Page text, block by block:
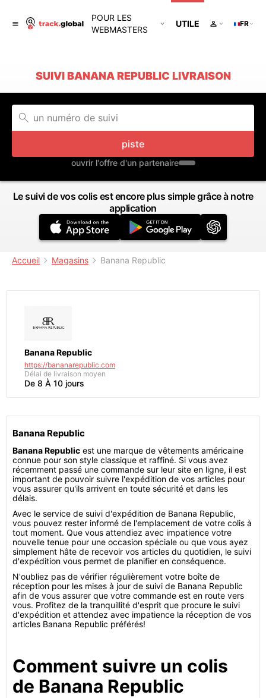
POUR LES
WEBMASTERS
UTILE FR
SUIVI BANANA REPUBLIC LIVRAISON
piste
ouvrir l'offre d'un partenaire
Le suivi de vos colis est encore plus simple grâce à notre
application
Accueil Magasins Banana Republic
Banana Republic
https://bananarepublic.com
Délai de livraison moyen
De 8 À 10 jours
Banana Republic
Banana Republic est une marque de vêtements américaine
connue pour son style classique et raffiné. Si vous avez
récemment passé une commande sur leur site en ligne, il est
important de pouvoir suivre l'expédition de vos articles pour
vous assurer qu'ils arrivent en toute sécurité et dans les
délais.
Avec le service de suivi d'expédition de Banana Republic,
vous pouvez rester informé de l'emplacement de votre colis à
tout moment. Que vous attendiez avec impatience votre
nouvelle tenue pour une occasion spéciale ou que vous ayez
simplement hâte de recevoir vos articles du quotidien, le suivi
d'expédition vous permet de planifier en conséquence.
N'oubliez pas de vérifier régulièrement votre boîte de
réception pour les mises à jour de suivi de Banana Republic
afin de vous assurer que votre commande est en route vers
vous. Profitez de la tranquillité d'esprit que procure le suivi
d'expédition et attendez avec impatience la réception de vos
articles Banana Republic préférés!
Comment suivre un colis
de Banana Republic